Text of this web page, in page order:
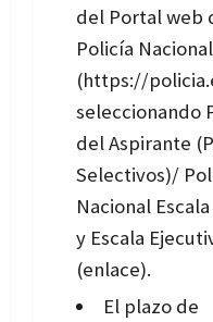
del Portal web
Policía Nacional
(https://
seleccionando
del Aspirante
Selectivos)/
Nacional
y Escala
(enlace).
El plazo de